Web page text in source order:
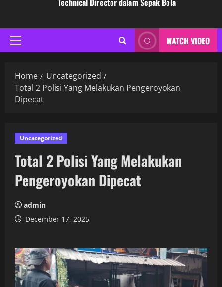
Technical Director dalam Sepak Bola
Primary
Menu
WATCH VIDEO
Home
Uncategorized
Total 2 Polisi Yang Melakukan Pengeroyokan
Dipecat
Uncategorized
Total 2 Polisi Yang Melakukan
Pengeroyokan Dipecat
admin
December 17, 2025